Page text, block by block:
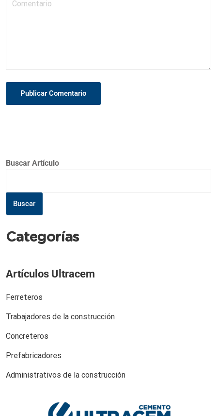
Publicar Comentario
Buscar Artículo
Buscar
Categorías
Artículos Ultracem
Ferreteros
Trabajadores de la construcción
Concreteros
Prefabricadores
Administrativos de la construcción